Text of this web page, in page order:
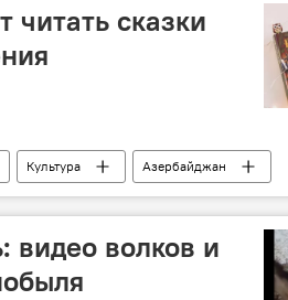
читать сказки
Культура Азербайджан
видео волков и